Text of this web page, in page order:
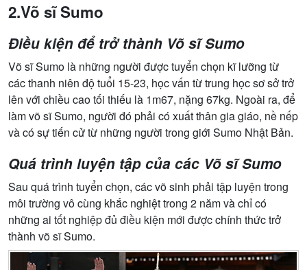
2.Võ sĩ Sumo
Điều kiện để trở thành Võ sĩ Sumo
Võ sĩ Sumo là những người được tuyển chọn kĩ lưỡng từ
các thanh niên độ tuổi 15-23, học vấn từ trung học sơ sở trở
lên với chiều cao tối thiếu là 1m67, nặng 67kg. Ngoài ra, để
làm võ sĩ Sumo, người đó phải có xuất thân gia giáo, nề nếp
và có sự tiến cử từ những người trong giới Sumo Nhật Bản.
Quá trình luyện tập của các Võ sĩ Sumo
Sau quá trình tuyển chọn, các võ sinh phải tập luyện trong
môi trường vô cùng khắc nghiệt trong 2 năm và chỉ có
những ai tốt nghiệp đủ điều kiện mới được chính thức trở
thành võ sĩ Sumo.